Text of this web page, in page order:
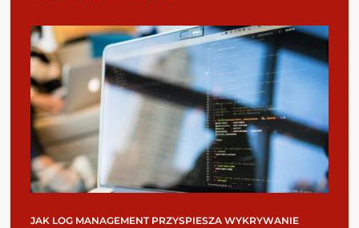
JAK LOG MANAGEMENT PRZYSPIESZA WYKRYWANIE